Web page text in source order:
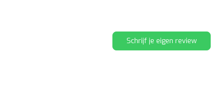
Schrijf je eigen review